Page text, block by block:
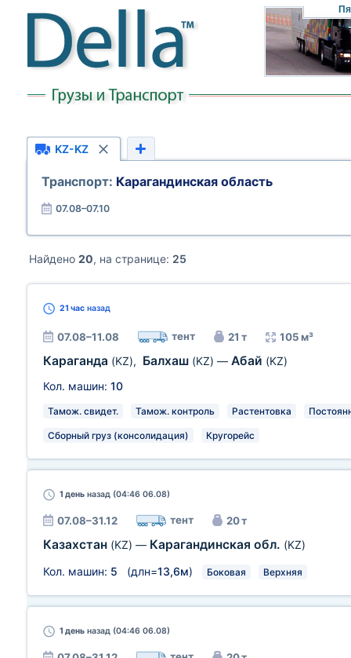
KZ-KZ
Транспорт: Карагандинская область
07.08–07.10
Найдено 20, на странице: 25
21 час назад
07.08–11.08 тент 21 т 105 м³
Караганда (KZ), Балхаш (KZ) — Абай (KZ)
Кол. машин: 10
Тамож. свидет. Тамож. контроль Растентовка
Сборный груз (консолидация) Кругорейс
1 день назад (04:46 06.08)
07.08–31.12 тент 20 т
Казахстан (KZ) — Карагандинская обл. (KZ)
Кол. машин: 5 (длн=13,6м) Боковая Верхняя
1 день назад (04:46 06.08)